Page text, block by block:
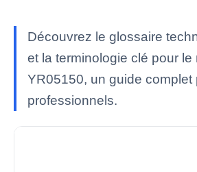
Découvrez le glossaire
et la terminologie clé pour le
YR05150, un guide complet
professionnels.